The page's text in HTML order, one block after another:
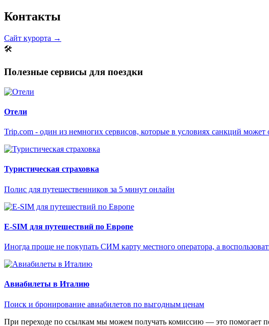
Контакты
Сайт курорта →
🛠
Полезные сервисы для поездки
Отели
Trip.com - один из немногих сервисов, которые в условиях санкций
Туристическая страховка
Полис для путешественников за 5 минут онлайн
E-SIM для путешествий по Европе
Иногда проще не покупать СИМ карту местного оператора, а
Авиабилеты в Италию
Поиск и бронирование авиабилетов по выгодным ценам
При переходе по ссылкам мы можем получать комиссию — это помогает